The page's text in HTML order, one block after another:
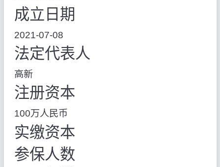
成立日期
2021-07-08
法定代表人
高新
注册资本
100万人民币
实缴资本
参保人数